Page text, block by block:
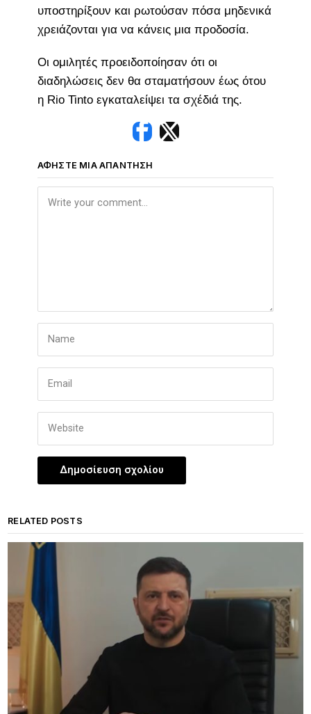
υποστηρίξουν και ρωτούσαν πόσα μηδενικά
χρειάζονται για να κάνεις μια προδοσία.
Οι ομιλητές προειδοποίησαν ότι οι
διαδηλώσεις δεν θα σταματήσουν έως ότου
η Rio Tinto εγκαταλείψει τα σχέδιά της.
ΑΦΉΣΤΕ ΜΙΑ ΑΠΆΝΤΗΣΗ
RELATED POSTS